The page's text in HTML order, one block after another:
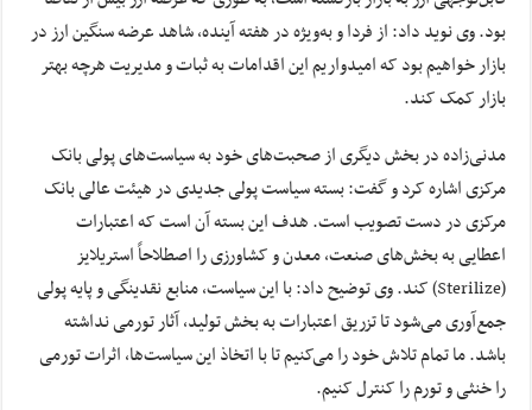
بود. وی نوید داد: از فردا و به‌ویژه در هفته آینده، شاهد عرضه سنگین ارز در
بازار خواهیم بود که امیدواریم این اقدامات به ثبات و مدیریت هرچه بهتر
بازار کمک کند.
مدنی‌زاده در بخش دیگری از صحبت‌های خود به سیاست‌های پولی بانک
مرکزی اشاره کرد و گفت: بسته سیاست پولی جدیدی در هیئت عالی بانک
مرکزی در دست تصویب است. هدف این بسته آن است که اعتبارات
اعطایی به بخش‌های صنعت، معدن و کشاورزی را اصطلاحاً استریلایز
(Sterilize) کند. وی توضیح داد: با این سیاست، منابع نقدینگی و پایه پولی
جمع‌آوری می‌شود تا تزریق اعتبارات به بخش تولید، آثار تورمی نداشته
باشد. ما تمام تلاش خود را می‌کنیم تا با اتخاذ این سیاست‌ها، اثرات تورمی
را خنثی و تورم را کنترل کنیم.